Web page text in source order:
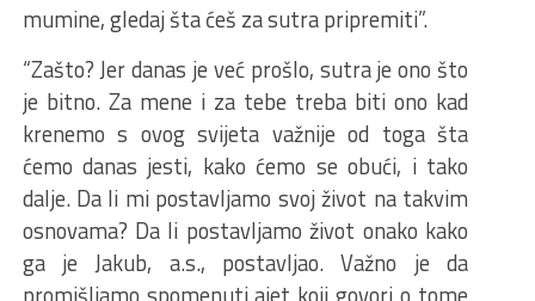
mumine, gledaj šta ćeš za sutra pripremiti”.
“Zašto? Jer danas je već prošlo, sutra je ono što
je bitno. Za mene i za tebe treba biti ono kad
krenemo s ovog svijeta važnije od toga šta
ćemo danas jesti, kako ćemo se obući, i tako
dalje. Da li mi postavljamo svoj život na takvim
osnovama? Da li postavljamo život onako kako
ga je Jakub, a.s., postavljao. Važno je da